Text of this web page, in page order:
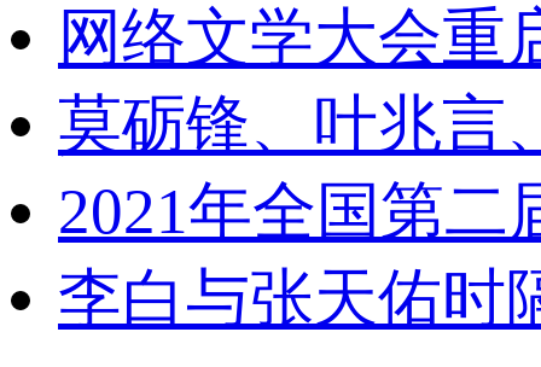
网络文学大会重
莫砺锋、叶兆言
2021年全国第
李白与张天佑时